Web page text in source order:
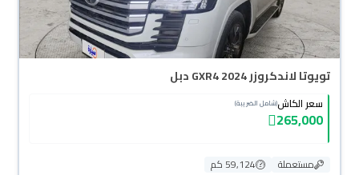
تويوتا لاندكروزر GXR4 2024 دبل
سعر الكاش(شامل الضريبة)
265,000
مستعملة
59,124 كم